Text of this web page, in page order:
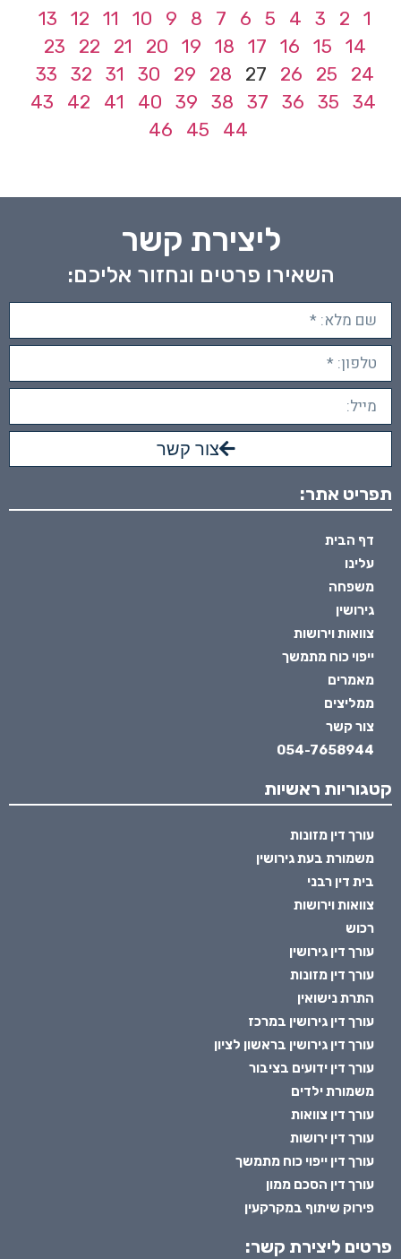
1
2
3
4
5
6
7
8
9
10
11
12
13
14
15
16
17
18
19
20
21
22
23
24
25
26
27
28
29
30
31
32
33
34
35
36
37
38
39
40
41
42
43
44
45
46
ליצירת קשר
השאירו פרטים ונחזור אליכם:
צור קשר
תפריט אתר:
דף הבית
עלינו
משפחה
גירושין
צוואות וירושות
ייפוי כוח מתמשך
מאמרים
ממליצים
צור קשר
054-7658944
קטגוריות ראשיות
עורך דין מזונות
משמורת בעת גירושין
בית דין רבני
צוואות וירושות
רכוש
עורך דין גירושין
עורך דין מזונות
התרת נישואין
עורך דין גירושין במרכז
עורך דין גירושין בראשון לציון
עורך דין ידועים בציבור
משמורת ילדים
עורך דין צוואות
עורך דין ירושות
עורך דין ייפוי כוח מתמשך
עורך דין הסכם ממון
פירוק שיתוף במקרקעין
פרטים ליצירת קשר: